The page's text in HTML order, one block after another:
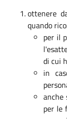
ottenere
quando
per il
di cui
in
anche
per le